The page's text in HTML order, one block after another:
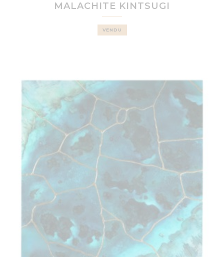
MALACHITE KINTSUGI
VENDU